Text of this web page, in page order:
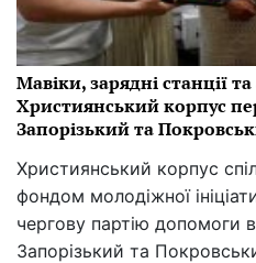
Мавіки, зарядні станції
Християнський корпус
Запорізький та
Християнський корпус
фондом молодіжної
чергову партію допомоги
Запорізький та